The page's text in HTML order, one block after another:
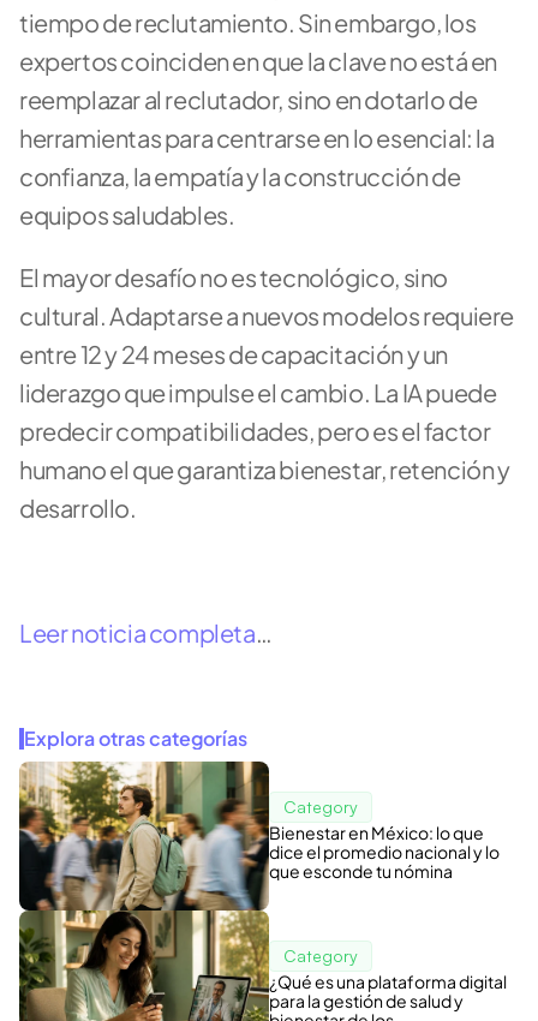
tiempo de reclutamiento. Sin embargo, los
expertos coinciden en que la clave no está en
reemplazar al reclutador, sino en dotarlo de
herramientas para centrarse en lo esencial: la
confianza, la empatía y la construcción de
equipos saludables.
El mayor desafío no es tecnológico, sino
cultural. Adaptarse a nuevos modelos requiere
entre 12 y 24 meses de capacitación y un
liderazgo que impulse el cambio. La IA puede
predecir compatibilidades, pero es el factor
humano el que garantiza bienestar, retención y
desarrollo.
Leer noticia completa…
Explora otras categorías
Category
Bienestar en México: lo que
dice el promedio nacional y lo
que esconde tu nómina
Category
¿Qué es una plataforma digital
para la gestión de salud y